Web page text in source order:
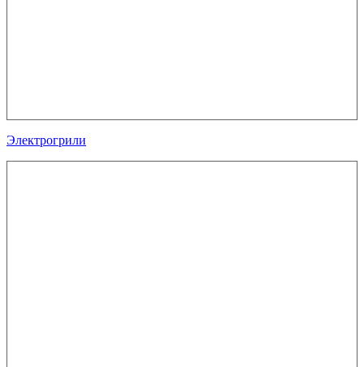
Электрогрили